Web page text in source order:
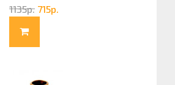
1135р. 715р.